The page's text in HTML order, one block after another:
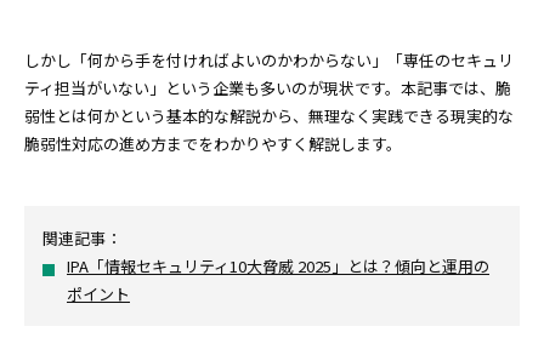
しかし「何から手を付ければよいのかわからない」「専任のセキュリ
ティ担当がいない」という企業も多いのが現状です。本記事では、脆
弱性とは何かという基本的な解説から、無理なく実践できる現実的な
脆弱性対応の進め方までをわかりやすく解説します。
関連記事：
IPA「情報セキュリティ10大脅威 2025」とは？傾向と運用の
ポイント